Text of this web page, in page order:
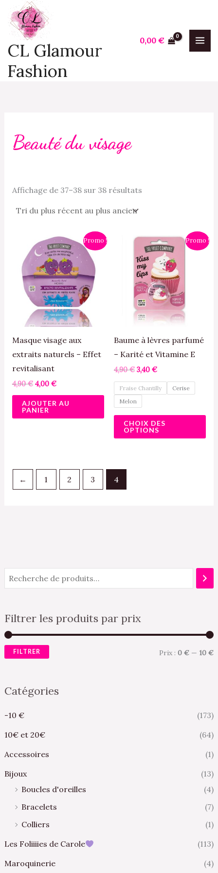
Aller
contenu
CL Glamour
Fashion
0,00€
Filtrer les produits par prix
FILTRER Prix :0 € — 10 €
Catégories
-10 €
(173)
10€ et 20€
(64)
Accessoires
(1)
Bijoux
(13)
Boucles d'oreilles
(4)
Bracelets
(7)
Colliers
(1)
Les Foliiiies de Carole
(113)
Maroquinerie
(4)
Beauté du visage
Affichage de 37–38 sur 38 résultats
plus
Promo !
Masque visage aux
extraits naturels – Effet
revitalisant
4,90€
prix
initial
était :
4,90 €.
4,00 €
Le
prix
actuel
est :
4,00 €.
AJOUTER AU
PANIER
Promo !
Baume à lèvres parfumé
– Karité et Vitamine E
4,90€
Le
prix
initial
était :
4,90 €.
3,40 €
Le
prix
actuel
est :
3,40 €.
Fraise Chantilly
Cerise
Melon
CHOIX DES
OPTIONS
Ce
← 1 2 3 4